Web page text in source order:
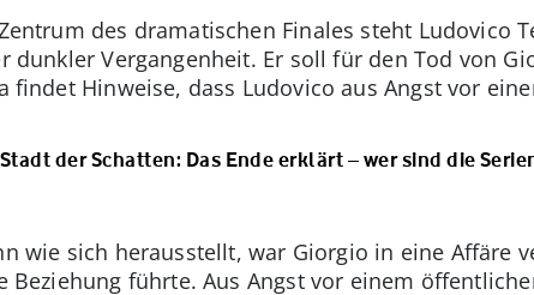
des dramatischen Finales steht Ludovico
dunkler Vergangenheit. Er soll für den Tod von
findet Hinweise, dass Ludovico aus Angst vor
Stadt der Schatten: Das Ende erklärt – wer sind die
wie sich herausstellt, war Giorgio in eine Affäre
Beziehung führte. Aus Angst vor einem